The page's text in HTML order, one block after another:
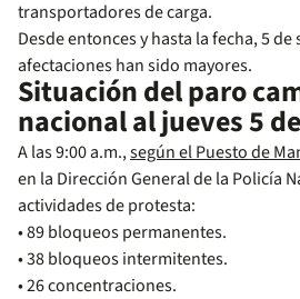
transportadores de carga.
Desde entonces y hasta la fecha, 5
afectaciones han sido mayores.
Situación del paro
nacional al jueves 5
A las 9:00 a.m.,según el Puesto de
en la Dirección General de la Policía
actividades de protesta:
• 89 bloqueos permanentes.
• 38 bloqueos intermitentes.
• 26 concentraciones.